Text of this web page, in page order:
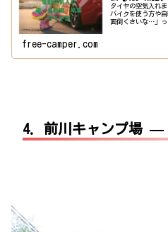
タイヤの空気入れ
バイクを使う方や
面倒くさいな…」っ
free-camper.com
4. 前川キャンプ場 —